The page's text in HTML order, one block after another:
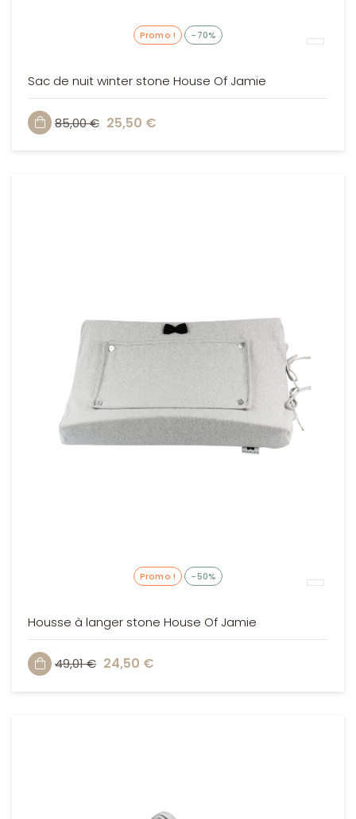
Promo ! -70%
Sac de nuit winter stone House Of Jamie
85,00 € 25,50 €
Promo ! -50%
Housse à langer stone House Of Jamie
49,01 € 24,50 €